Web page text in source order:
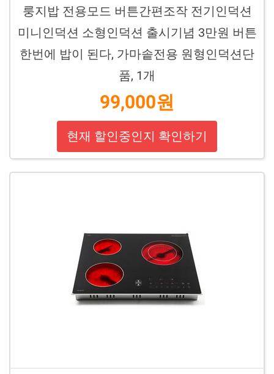
룽지밥 전용모드 버튼간편조작 전기인덕션
미니인덕션 소형인덕션 출시기념 3만원 버튼
한번에 밥이 된다, 가마솥전용 원형인덕션단
품, 1개
99,000원
현재 할인중인지 확인하기